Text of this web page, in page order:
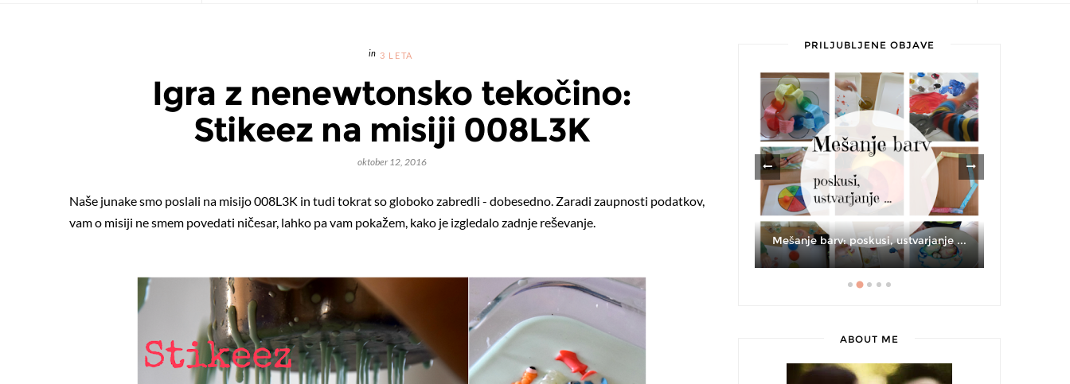
3 LETA
Igra z nenewtonsko tekočino:
Stikeez na misiji 008L3K
oktober 12, 2016
Naše junake smo poslali na misijo 008L3K in tudi tokrat so globoko zabredli - dobesedno. Zaradi zaupnosti podatkov,
vam o misiji ne smem povedati ničesar, lahko pa vam pokažem, kako je izgledalo zadnje reševanje.
PRILJUBLJENE OBJAVE
Mešanje barv: poskusi, ustvarjanje ...
ABOUT ME